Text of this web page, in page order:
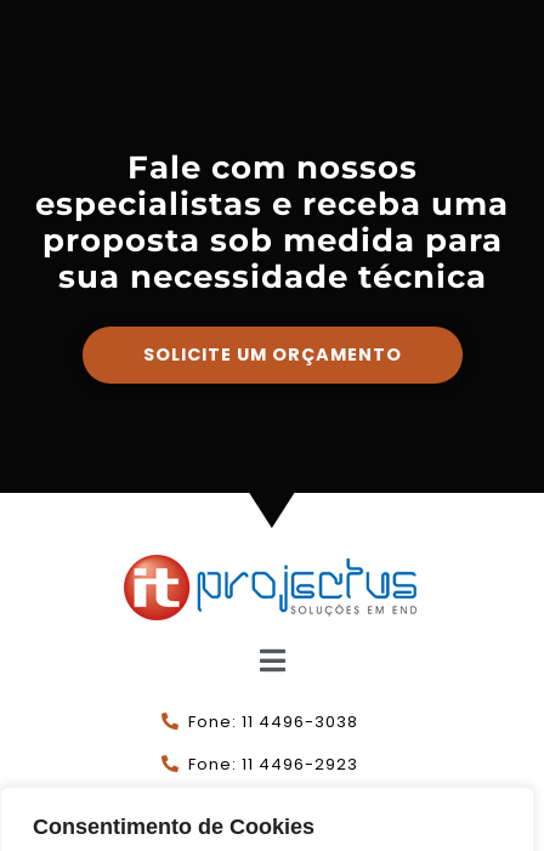
Consentimento de Cookies
Fale com nossos
especialistas e receba uma
proposta sob medida para
sua necessidade técnica
SOLICITE UM ORÇAMENTO
Fone: 11 4496-3038
Fone: 11 4496-2923